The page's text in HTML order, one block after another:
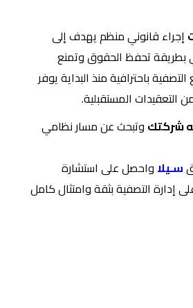
إجراء قانوني منظم يهدف إلى
بطريقة تحفظ الحقوق وتمنع
باحترافية منذ البداية يوفر
التعقيدات المستقبلية.
شركتك وتبحث عن مسار نظامي
سـيلا واحصل على استشارة
التصفية بثقة وامتثال كامل